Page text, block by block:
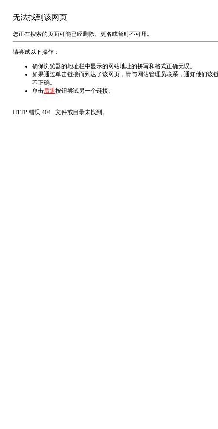
无法找到该网页
您正在搜索的页面可能已经删除、更名或暂时不可用。
请尝试以下操作：
确保浏览器的地址栏中显示的网站地址的拼写和格式正确无误。
如果通过单击链接而到达了该网页，请与网站管理员联系，通知他们该
不正确。
单击后退按钮尝试另一个链接。
HTTP 错误 404 - 文件或目录未找到。